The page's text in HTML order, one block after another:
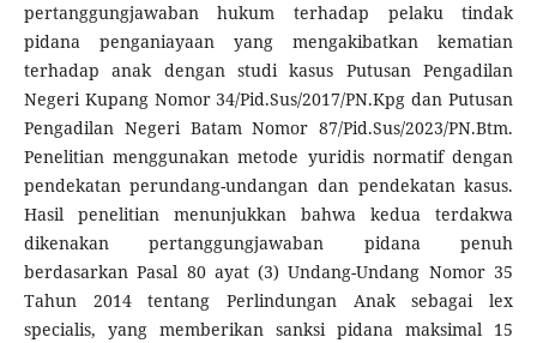
pertanggungjawaban hukum terhadap pelaku tindak
pidana penganiayaan yang mengakibatkan kematian
terhadap anak dengan studi kasus Putusan Pengadilan
Negeri Kupang Nomor 34/Pid.Sus/2017/PN.Kpg dan Putusan
Pengadilan Negeri Batam Nomor 87/Pid.Sus/2023/PN.Btm.
Penelitian menggunakan metode yuridis normatif dengan
pendekatan perundang-undangan dan pendekatan kasus.
Hasil penelitian menunjukkan bahwa kedua terdakwa
dikenakan pertanggungjawaban pidana penuh
berdasarkan Pasal 80 ayat (3) Undang-Undang Nomor 35
Tahun 2014 tentang Perlindungan Anak sebagai lex
specialis, yang memberikan sanksi pidana maksimal 15